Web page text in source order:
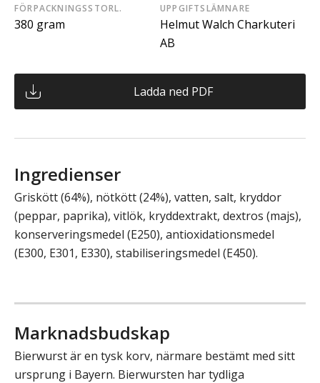
FÖRPACKNINGSSTORL.
380 gram
UPPGIFTSLÄMNARE
Helmut Walch Charkuteri
AB
Ladda ned PDF
Ingredienser
Griskött (64%), nötkött (24%), vatten, salt, kryddor
(peppar, paprika), vitlök, kryddextrakt, dextros (majs),
konserveringsmedel (E250), antioxidationsmedel
(E300, E301, E330), stabiliseringsmedel (E450).
Marknadsbudskap
Bierwurst är en tysk korv, närmare bestämt med sitt
ursprung i Bayern. Bierwursten har tydliga